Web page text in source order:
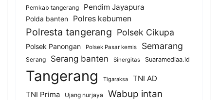
Pemkab tangerang
Pendim Jayapura
Polda banten Polres kebumen
Polresta tangerang Polsek Cikupa
Polsek Panongan Polsek Pasar kemis Semarang
Serang Serang banten Sinergitas Suaramediaa.id
Tangerang Tigaraksa
TNI AD
TNI Prima
Ujang nurjaya Wabup intan